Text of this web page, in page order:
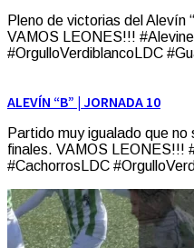
Pleno de victorias del Alevín
VAMOS LEONES!!!
#OrgulloVerdiblancoLDC
ALEVÍN “B” | JORNADA 10
Partido muy igualado que
finales. VAMOS LEONES!!!
#CachorrosLDC